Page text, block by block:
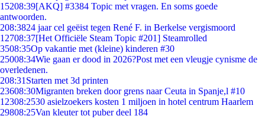
15208:39[AKQ] #3384 Topic met vragen. En soms goede
antwoorden.
208:3824 jaar cel geëist tegen René F. in Berkelse vergismoord
12708:37[Het Officiële Steam Topic #201] Steamrolled
3508:35Op vakantie met (kleine) kinderen #30
25008:34Wie gaan er dood in 2026?Post met een vleugje cynisme de
overledenen.
208:31 Starten met 3d printen
23608:30Migranten breken door grens naar Ceuta in Spanje,l #10
12308:2530 asielzoekers kosten 1 miljoen in hotel centrum Haarlem
29808:25Van kleuter tot puber deel 184